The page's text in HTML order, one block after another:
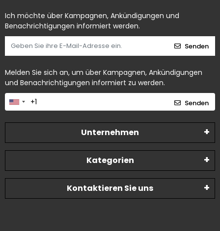
Ich möchte über Kampagnen, Ankündigungen und
Benachrichtigungen informiert werden.
Senden
Melden Sie sich an, um über Kampagnen, Ankündigungen
und Benachrichtigungen informiert zu werden.
Senden
Unternehmen
Kategorien
Kontaktieren Sie uns